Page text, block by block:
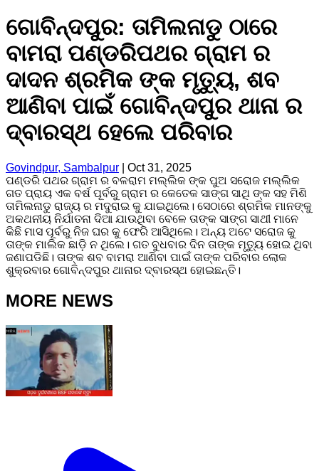
ଗୋବିନ୍ଦପୁର: ତାମିଲନାଡୁ ଠାରେ
ବାମରା ପଣ୍ଡରିପଥର ଗ୍ରାମ ର
ଦାଦନ ଶ୍ରମିକ ଙ୍କ ମୃତ୍ୟୁ, ଶବ
ଆଣିବା ପାଇଁ ଗୋବିନ୍ଦପୁର ଥାନା ର
ଦ୍ବାରସ୍ଥ ହେଲେ ପରିବାର
Govindpur, Sambalpur
Oct 31, 2025
ପଣ୍ଡରି ପଥର ଗ୍ରାମ ର ବଳରାମ ମଲ୍ଲିକ ଙ୍କ ପୁଅ ସରୋଜ ମଲ୍ଲିକ
ଗତ ପ୍ରାୟ ଏକ ବର୍ଷ ପୂର୍ବରୁ ଗ୍ରାମ ର କେତେକ ସାଙ୍ଗ ସାଥି ଙ୍କ ସହ ମିଶି
ତାମିଲନାଡୁ ରାଜ୍ୟ ର ମଦୁରାଇ କୁ ଯାଇଥିଲେ। ସେଠାରେ ଶ୍ରମିକ ମାନଙ୍କୁ
ଅକଥନୀୟ ନିର୍ଯାତନା ଦିଆ ଯାଉଥିବା ବେଳେ ତାଙ୍କ ସାଙ୍ଗ ସାଥୀ ମାନେ
କିଛି ମାସ ପୂର୍ବରୁ ନିଜ ଘର କୁ ଫେରି ଆସିଥିଲେ। ଅନ୍ୟ ଅଟେ ସରୋଜ କୁ
ତାଙ୍କ ମାଲିକ ଛାଡ଼ି ନ ଥିଲେ। ଗତ ବୁଧବାର ଦିନ ତାଙ୍କ ମୃତ୍ୟୁ ହୋଇ ଥିବା
ଜଣାପଡିଛି। ତାଙ୍କ ଶବ ବାମରା ଆଣିବା ପାଇଁ ତାଙ୍କ ପରିବାର ଲୋକ
ଶୁକ୍ରବାର ଗୋବିନ୍ଦପୁର ଥାନାର ଦ୍ବାରସ୍ଥ ହୋଇଛନ୍ତି।
MORE NEWS